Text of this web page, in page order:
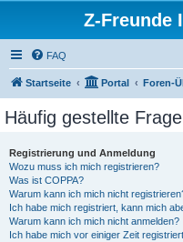
Z-Freunde
FAQ
Startseite Portal Foren-
Häufig gestellte
Registrierung und Anmeldung
Wozu muss ich mich registrieren?
Was ist COPPA?
Warum kann ich mich nicht
Ich habe mich registriert, kann mich
Warum kann ich mich nicht anmelden?
Ich habe mich vor einiger Zeit